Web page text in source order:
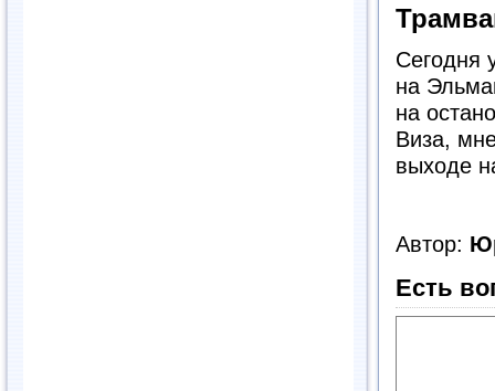
Сегодня
на
на
Виза,
выходе
Автор:
Есть